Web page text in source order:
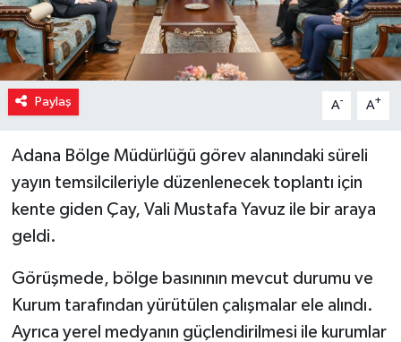
Paylaş A- A+
Adana Bölge Müdürlüğü görev alanındaki süreli
yayın temsilcileriyle düzenlenecek toplantı için
kente giden Çay, Vali Mustafa Yavuz ile bir araya
geldi.
Görüşmede, bölge basınının mevcut durumu ve
Kurum tarafından yürütülen çalışmalar ele alındı.
Ayrıca yerel medyanın güçlendirilmesi ile kurumlar